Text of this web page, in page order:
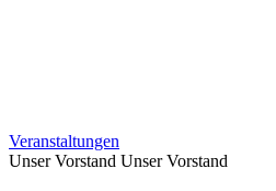
Veranstaltungen
Unser Vorstand Unser Vorstand